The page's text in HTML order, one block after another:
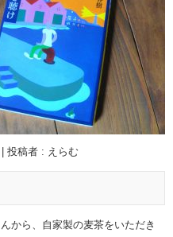
| 投稿者 : えらむ
から、自家製の麦茶をいただき